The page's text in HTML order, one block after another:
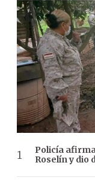
Policía
Roselín y dio